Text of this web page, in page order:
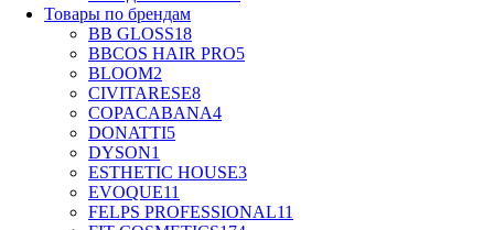
Товары по брендам
BB GLOSS18
BBCOS HAIR PRO5
BLOOM2
CIVITARESE8
COPACABANA4
DONATTI5
DYSON1
ESTHETIC HOUSE3
EVOQUE11
FELPS PROFESSIONAL11